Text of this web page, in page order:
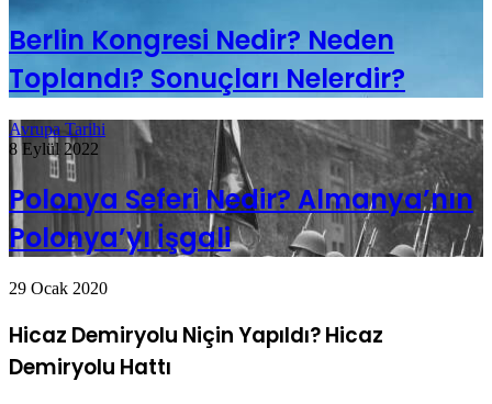
Berlin Kongresi Nedir? Neden
Toplandı? Sonuçları Nelerdir?
Avrupa Tarihi
8 Eylül 2022
Polonya Seferi Nedir? Almanya’nın
Polonya’yı İşgali
29 Ocak 2020
Hicaz Demiryolu Niçin Yapıldı? Hicaz
Demiryolu Hattı